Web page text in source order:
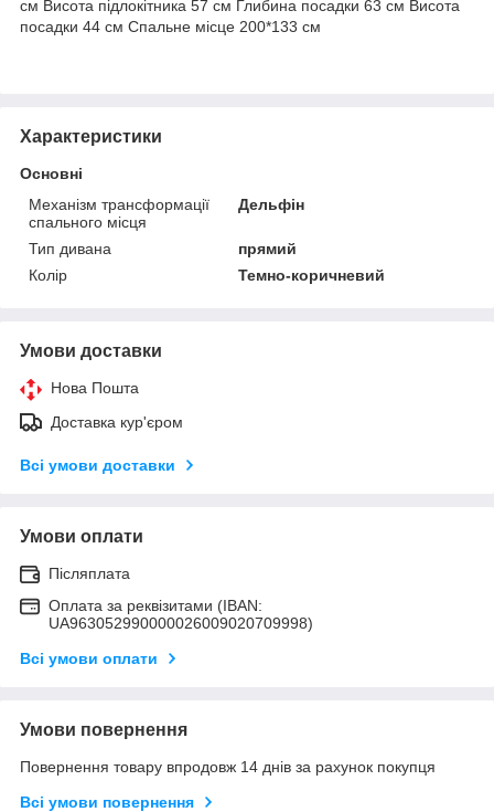
см Висота підлокітника 57 см Глибина посадки 63 см Висота
посадки 44 см Спальне місце 200*133 см
Характеристики
Основні
Механізм трансформації
спального місця
Дельфін
Тип дивана
прямий
Колір
Темно-коричневий
Умови доставки
Нова Пошта
Доставка кур'єром
Всі умови доставки
Умови оплати
Післяплата
Оплата за реквізитами (IBAN:
UA963052990000026009020709998)
Всі умови оплати
Умови повернення
Повернення товару впродовж 14 днів за рахунок покупця
Всі умови повернення